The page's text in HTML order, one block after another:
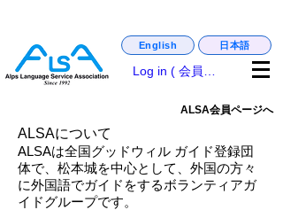
matsumoto_castle_guide,. english_guide
English 日本語
Log in ( 会員専用 )
ALSA会員ページへ
ALSAについて
ALSAは全国グッドウィル ガイド登録団
体で、松本城を中心として、外国の方々
に外国語でガイドをするボランティアガ
イドグループです。